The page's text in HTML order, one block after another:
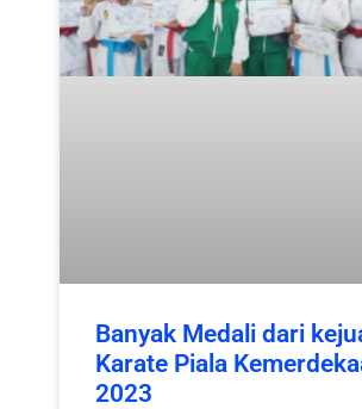
Banyak Medali dari
Karate Piala
2023